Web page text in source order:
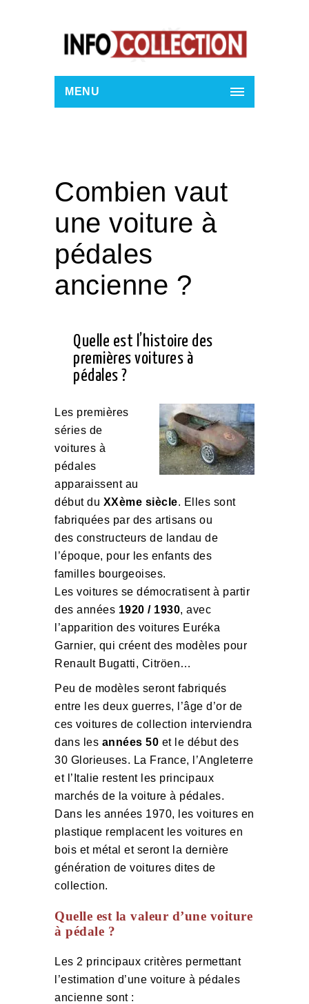
MENU
Combien vaut
une voiture à
pédales
ancienne ?
Quelle est l’histoire des
premières voitures à
pédales ?
Les premières
séries de
voitures à
pédales
apparaissent au
début du XXème siècle. Elles sont
fabriquées par des artisans ou
des constructeurs de landau de
l’époque, pour les enfants des
familles bourgeoises.
Les voitures se démocratisent à partir
des années 1920 / 1930, avec
l’apparition des voitures Euréka
Garnier, qui créent des modèles pour
Renault Bugatti, Citröen…
Peu de modèles seront fabriqués
entre les deux guerres, l’âge d’or de
ces voitures de collection interviendra
dans les années 50 et le début des
30 Glorieuses. La France, l’Angleterre
et l’Italie restent les principaux
marchés de la voiture à pédales.
Dans les années 1970, les voitures en
plastique remplacent les voitures en
bois et métal et seront la dernière
génération de voitures dites de
collection.
Quelle est la valeur d’une voiture
à pédale ?
Les 2 principaux critères permettant
l’estimation d’une voiture à pédales
ancienne sont :